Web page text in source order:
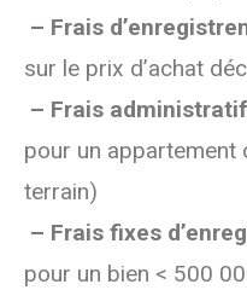
– Frais
sur le prix d’achat
– Frais
pour un appartement
terrain)
– Frais fixes
pour un bien < 500